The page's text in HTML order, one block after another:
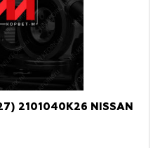
2101040K26 NISSAN